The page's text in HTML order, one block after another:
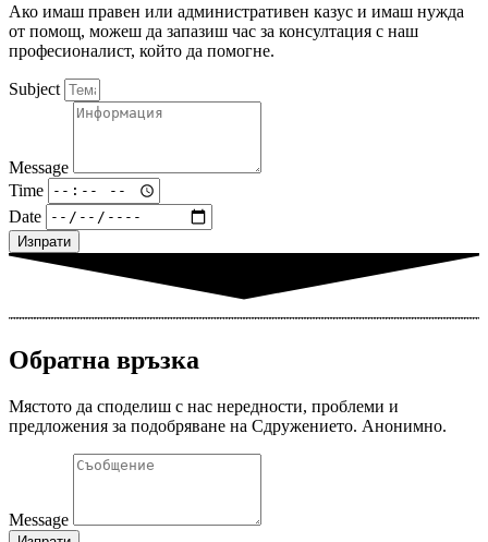
Ако имаш правен или административен казус и имаш нужда
от помощ, можеш да запазиш час за консултация с наш
професионалист, който да помогне.
Subject
Message
Time
Date
Изпрати
Обратна връзка
Мястото да споделиш с нас нередности, проблеми и
предложения за подобряване на Сдружението. Анонимно.
Message